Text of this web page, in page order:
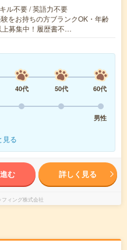
ル不要 / 英語力不要
をお持ちの方ブランクOK・年齢
上募集中！履歴書不…
40代 50代
60代
男性
見る
む 詳しく見る
ィング株式会社